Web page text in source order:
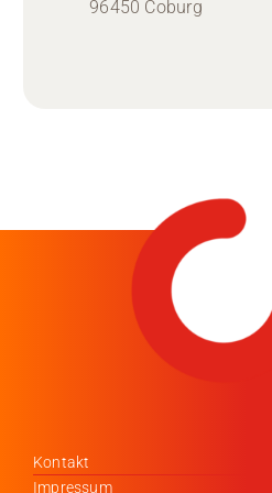
96450 Coburg
Kontakt
Impressum